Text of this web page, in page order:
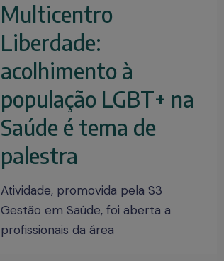
Multicentro
Liberdade:
acolhimento à
população LGBT+ na
Saúde é tema de
palestra
Atividade, promovida pela S3
Gestão em Saúde, foi aberta a
profissionais da área